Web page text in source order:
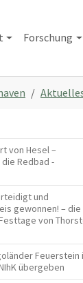
Forschung
von Hesel –
Redbad -
und
gewonnen! – die
von
Feuerstein
übergeben